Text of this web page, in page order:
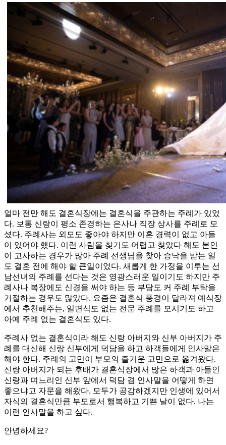
얼마 전만 해도 결혼식장에는 결혼식을 주관하는 주례가 있었
다. 보통 신랑이 평소 존경하는 은사나 직장 상사를 주례로 모
셨다. 주례사는 외모도 좋아야 하지만 이혼 경력이 없고 아들
이 있어야 했다. 이런 사람을 찾기도 어렵고 찾았다 해도 본인
이 고사하는 경우가 많아 주례 선생님을 찾아 승낙을 받는 일
도 결혼 전에 해야 할 큰일이었다. 새롭게 한 가정을 이루는 선
남선녀의 주례를 선다는 것은 영광스러운 일이기도 하지만 주
례사나 복장에도 신경을 써야 하는 등 부담도 커 주례 부탁을
거절하는 경우도 많았다. 요즘은 결혼식 풍경이 달라져 예식장
에서 추천해주는, 일면식도 없는 전문 주례를 모시기도 하고
아예 주례 없는 결혼식도 있다.
주례사 없는 결혼식이라 해도 신랑 아버지와 신부 아버지가 주
례를 대신해 신랑 신부에게 덕담을 하고 하객들에게 인사말은
해야 한다. 주례의 고민이 부모의 즐거운 고민으로 옮겨왔다.
신랑 아버지가 되는 후배가 결혼식장에서 많은 하객과 아들인
신랑과 며느리인 신부 앞에서 덕담 겸 인사말을 어떻게 하면
좋으냐고 자문을 해왔다. 모두가 공감하겠지만 인생에 있어서
자식의 결혼식만큼 부모로서 행복하고 기쁜 날이 없다. 나는
이런 인사말을 하고 싶다.
안녕하세요?